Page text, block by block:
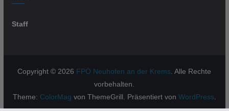
Staff
Copyright © 2026 FPÖ Neuhofen an der Krems . Alle Rechte
vorbehalten.
Theme: ColorMag von ThemeGrill. Präsentiert von WordPress.